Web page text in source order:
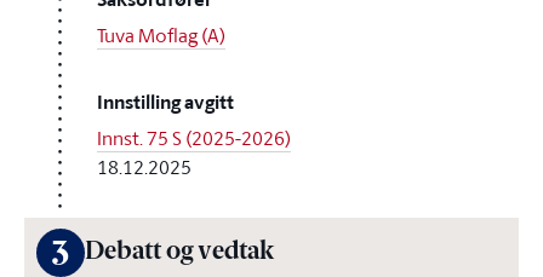
Tuva Moflag (A)
Innstilling avgitt
Innst. 75 S (2025-2026)
18.12.2025
3 Debatt og vedtak